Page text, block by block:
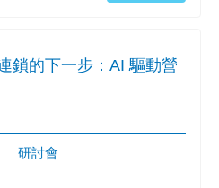
鎖的下一步：AI 驅動營
研討會